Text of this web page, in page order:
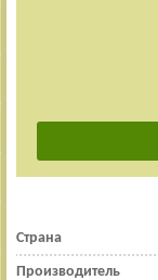
Страна
Производитель